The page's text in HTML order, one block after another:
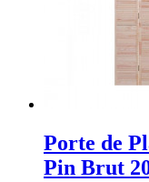
Porte de
Pin Brut